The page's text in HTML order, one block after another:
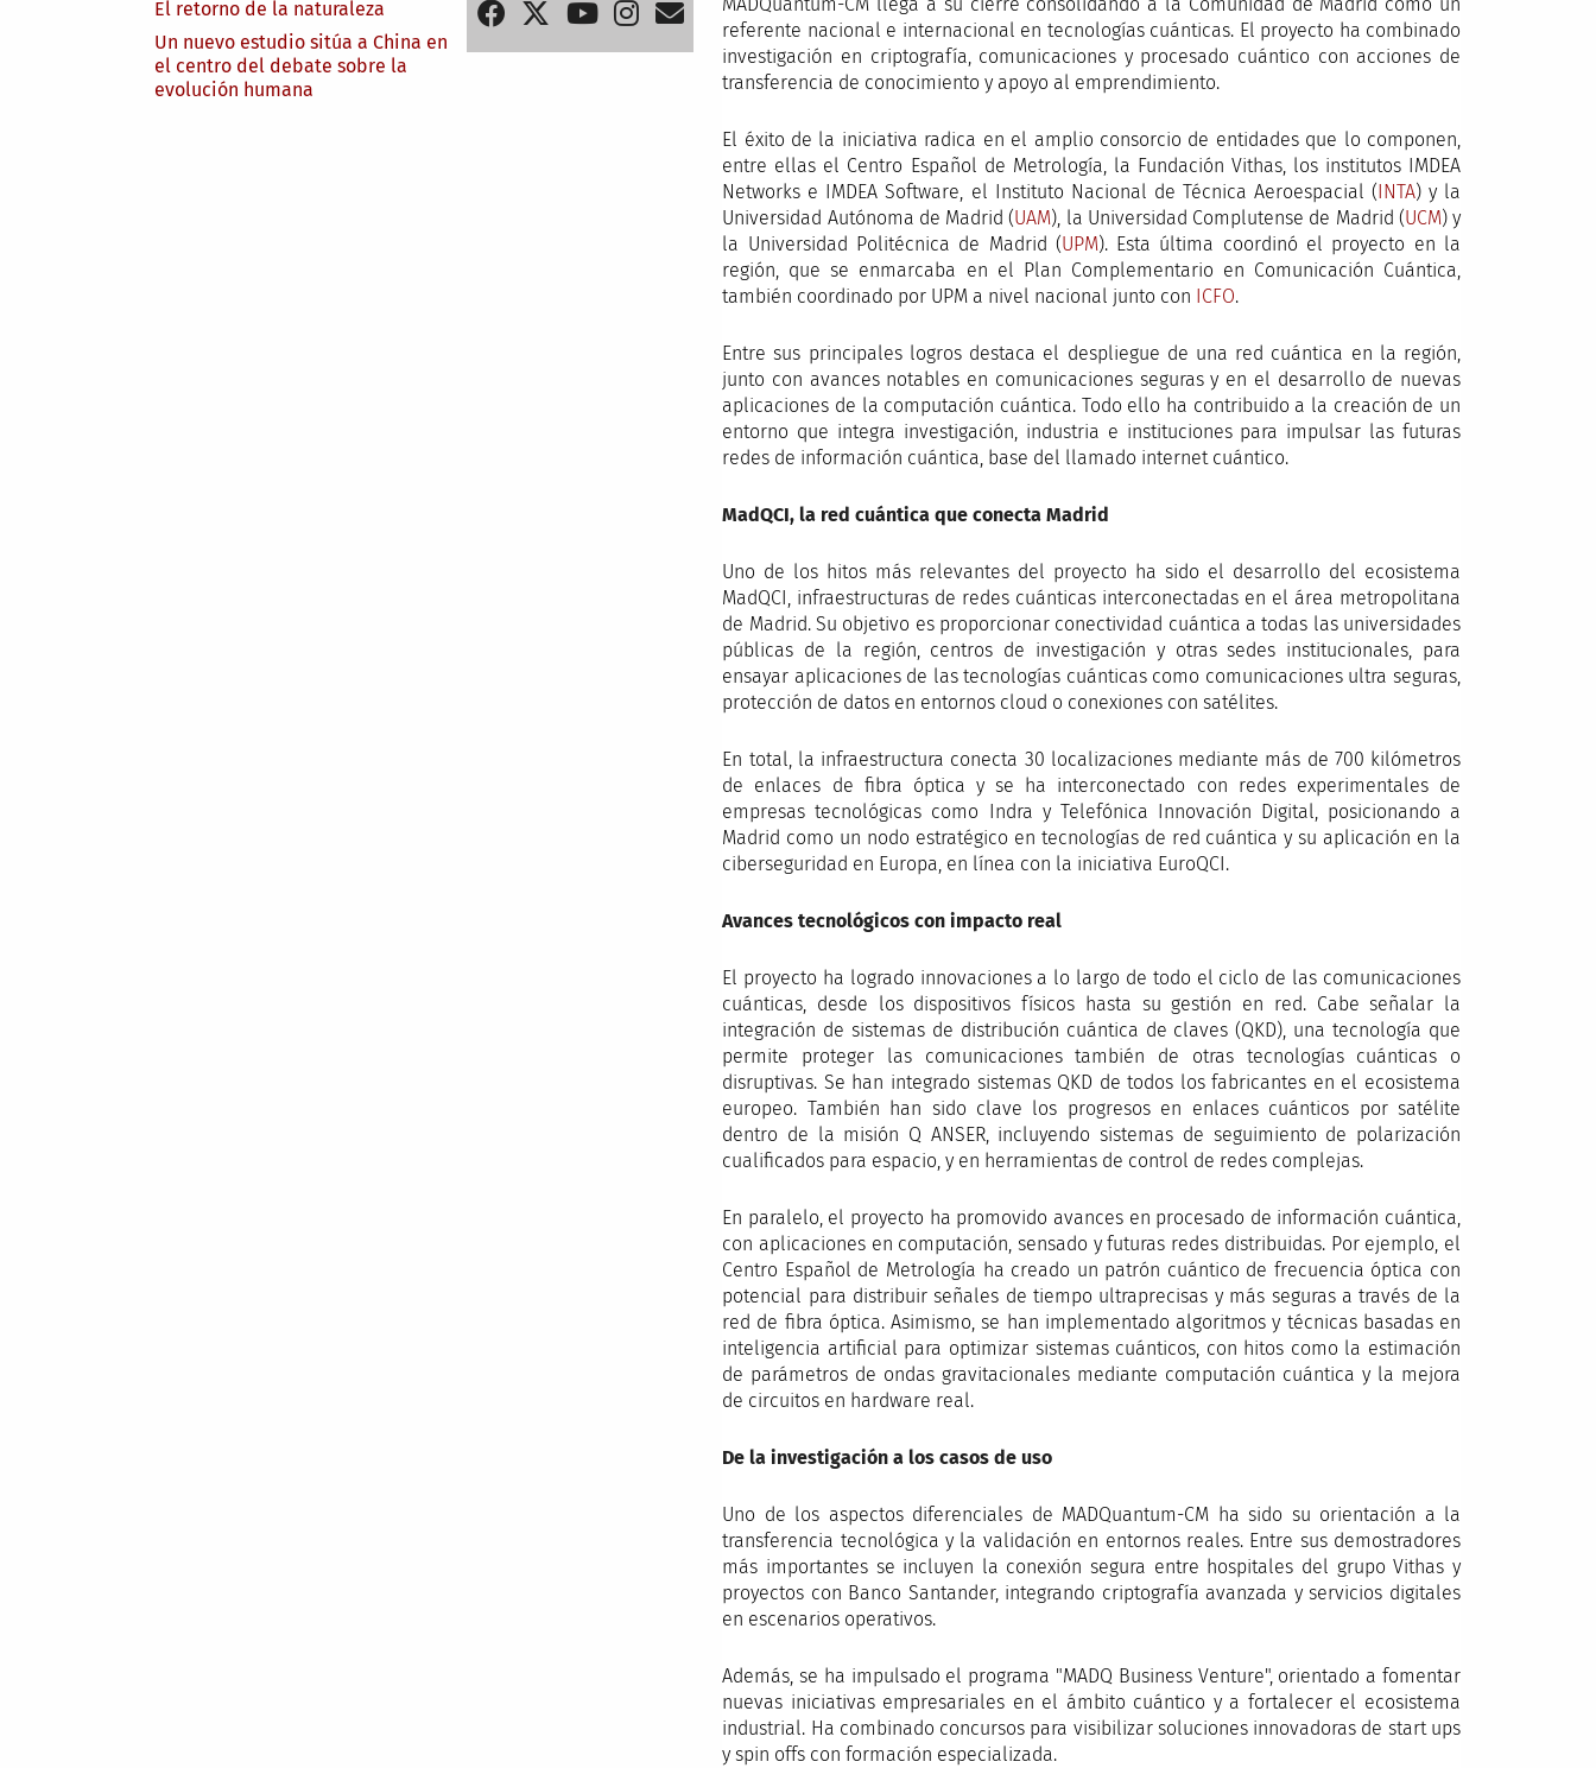
El retorno de la naturaleza
Un nuevo estudio sitúa a China en
el centro del debate sobre la
evolución humana
MADQuantum-CM llega a su cierre consolidando a la Comunidad de Madrid como un
referente nacional e internacional en tecnologías cuánticas. El proyecto ha combinado
investigación en criptografía, comunicaciones y procesado cuántico con acciones de
transferencia de conocimiento y apoyo al emprendimiento.
El éxito de la iniciativa radica en el amplio consorcio de entidades que lo componen,
entre ellas el Centro Español de Metrología, la Fundación Vithas, los institutos IMDEA
Networks e IMDEA Software, el Instituto Nacional de Técnica Aeroespacial ( INTA) y la
Universidad Autónoma de Madrid (UAM), la Universidad Complutense de Madrid (UCM) y
la Universidad Politécnica de Madrid (UPM). Esta última coordinó el proyecto en la
región, que se enmarcaba en el Plan Complementario en Comunicación Cuántica,
también coordinado por UPM a nivel nacional junto con ICFO.
Entre sus principales logros destaca el despliegue de una red cuántica en la región,
junto con avances notables en comunicaciones seguras y en el desarrollo de nuevas
aplicaciones de la computación cuántica. Todo ello ha contribuido a la creación de un
entorno que integra investigación, industria e instituciones para impulsar las futuras
redes de información cuántica, base del llamado internet cuántico.
MadQCI, la red cuántica que conecta Madrid
Uno de los hitos más relevantes del proyecto ha sido el desarrollo del ecosistema
MadQCI, infraestructuras de redes cuánticas interconectadas en el área metropolitana
de Madrid. Su objetivo es proporcionar conectividad cuántica a todas las universidades
públicas de la región, centros de investigación y otras sedes institucionales, para
ensayar aplicaciones de las tecnologías cuánticas como comunicaciones ultra seguras,
protección de datos en entornos cloud o conexiones con satélites.
En total, la infraestructura conecta 30 localizaciones mediante más de 700 kilómetros
de enlaces de fibra óptica y se ha interconectado con redes experimentales de
empresas tecnológicas como Indra y Telefónica Innovación Digital, posicionando a
Madrid como un nodo estratégico en tecnologías de red cuántica y su aplicación en la
ciberseguridad en Europa, en línea con la iniciativa EuroQCI.
Avances tecnológicos con impacto real
El proyecto ha logrado innovaciones a lo largo de todo el ciclo de las comunicaciones
cuánticas, desde los dispositivos físicos hasta su gestión en red. Cabe señalar la
integración de sistemas de distribución cuántica de claves (QKD), una tecnología que
permite proteger las comunicaciones también de otras tecnologías cuánticas o
disruptivas. Se han integrado sistemas QKD de todos los fabricantes en el ecosistema
europeo. También han sido clave los progresos en enlaces cuánticos por satélite
dentro de la misión Q ANSER, incluyendo sistemas de seguimiento de polarización
cualificados para espacio, y en herramientas de control de redes complejas.
En paralelo, el proyecto ha promovido avances en procesado de información cuántica,
con aplicaciones en computación, sensado y futuras redes distribuidas. Por ejemplo, el
Centro Español de Metrología ha creado un patrón cuántico de frecuencia óptica con
potencial para distribuir señales de tiempo ultraprecisas y más seguras a través de la
red de fibra óptica. Asimismo, se han implementado algoritmos y técnicas basadas en
inteligencia artificial para optimizar sistemas cuánticos, con hitos como la estimación
de parámetros de ondas gravitacionales mediante computación cuántica y la mejora
de circuitos en hardware real.
De la investigación a los casos de uso
Uno de los aspectos diferenciales de MADQuantum-CM ha sido su orientación a la
transferencia tecnológica y la validación en entornos reales. Entre sus demostradores
más importantes se incluyen la conexión segura entre hospitales del grupo Vithas y
proyectos con Banco Santander, integrando criptografía avanzada y servicios digitales
en escenarios operativos.
Además, se ha impulsado el programa "MADQ Business Venture", orientado a fomentar
nuevas iniciativas empresariales en el ámbito cuántico y a fortalecer el ecosistema
industrial. Ha combinado concursos para visibilizar soluciones innovadoras de start ups
y spin offs con formación especializada.